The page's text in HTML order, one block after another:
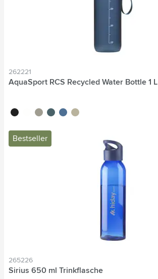
262221
AquaSport RCS Recycled Water Bottle 1 L
noir blancgris bleu océan
bleu beige
Bestseller
265226
Sirius 650 ml Trinkflasche